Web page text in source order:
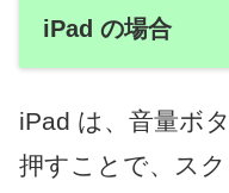
iPad の場合
iPad は、音量ボ
押すことで、ス